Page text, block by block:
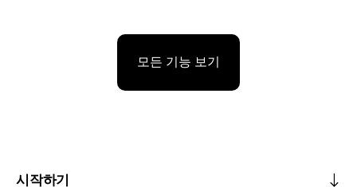
모든 기능 보기
시작하기